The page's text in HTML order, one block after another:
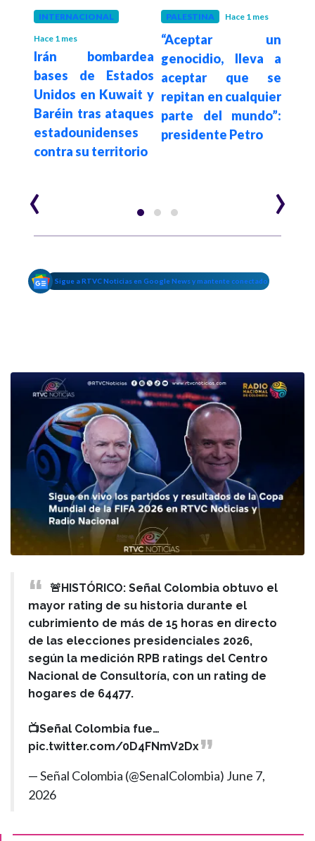
INTERNACIONAL
Hace 1 mes
Irán bombardea
bases de Estados
Unidos en Kuwait y
Baréin tras ataques
estadounidenses
contra su territorio
PALESTINA Hace 1 mes
“Aceptar un
genocidio, lleva a
aceptar que se
repitan en cualquier
parte del mundo”:
presidente Petro
‹ ›
Sigue a RTVC Noticias en Google News y mantente conectado
🚨HISTÓRICO: Señal Colombia obtuvo el
mayor rating de su historia durante el
cubrimiento de más de 15 horas en directo
de las elecciones presidenciales 2026,
según la medición RPB ratings del Centro
Nacional de Consultoría, con un rating de
hogares de 64477.
📺Señal Colombia fue…
pic.twitter.com/0D4FNmV2Dx
— Señal Colombia (@SenalColombia) June 7,
2026